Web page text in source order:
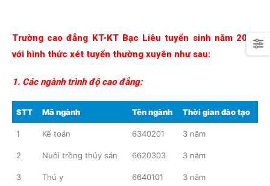
Trường cao đẳng KT-KT Bạc Liêu tuyển sinh năm 2025
với hình thức xét tuyển thường xuyên như sau:
1. Các ngành trình độ cao đẳng:
STT Mã ngành Tên ngành Thời gian đào tạo
1 Kế toán 6340201 3 năm
2 Nuôi trồng thủy sản 6620303 3 năm
3 Thú y 6640101 3 năm